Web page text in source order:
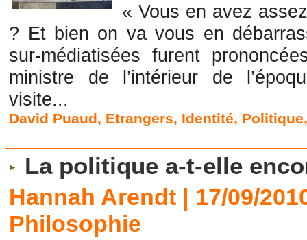
« Vous en avez
? Et bien on va vous en
sur-médiatisées furent
ministre de l’intérieur de
visite...
David Puaud, Etrangers, Identité, Politique
La politique a-t-elle
Hannah Arendt | 17/09/
Philosophie